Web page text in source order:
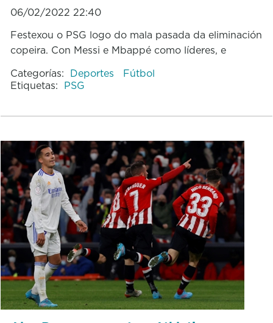
06/02/2022 22:40
Festexou o PSG logo do mala pasada da eliminación
copeira. Con Messi e Mbappé como líderes, e
Categorías: Deportes
Fútbol
Etiquetas: PSG